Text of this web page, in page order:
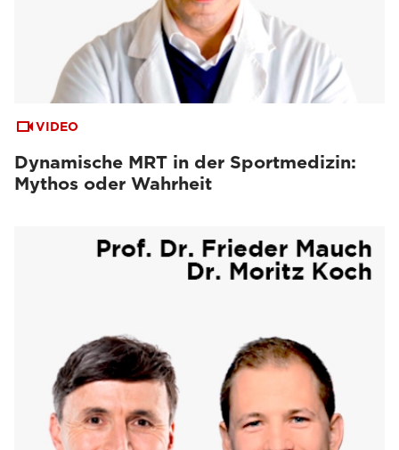
VIDEO
Dynamische MRT in der Sportmedizin:
Mythos oder Wahrheit